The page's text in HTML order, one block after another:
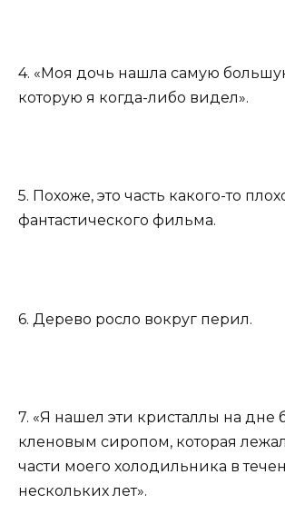
4. «Моя дочь нашла самую
которую я когда-либо видел».
5. Похоже, это часть какого-то
фантастического фильма.
6. Дерево росло вокруг перил.
7. «Я нашел эти кристаллы на дне
кленовым сиропом, которая
части моего холодильника в
нескольких лет».